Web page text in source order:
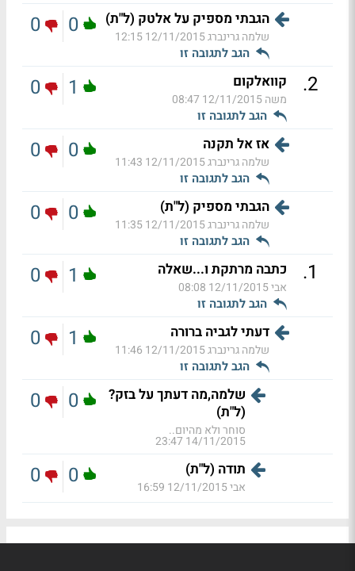
הגבתי מספיק על אלטק (ל"ת)
שלמה גרינברג12/11/2015 12:15
הגב לתגובה זו
0
0
2
. קוואלקום
משה12/11/2015 08:47
הגב לתגובה זו
1
0
אז אל תקנה
שלמה גרינברג12/11/2015 11:43
הגב לתגובה זו
0
0
הגבתי מספיק (ל"ת)
שלמה גרינברג12/11/2015 11:35
הגב לתגובה זו
0
0
1
. כתבה מרתקת ו...שאלה
אבי12/11/2015 08:08
הגב לתגובה זו
1
0
דעתי לגביה ברורה
שלמה גרינברג12/11/2015 11:46
הגב לתגובה זו
1
0
שלמה,מה דעתך על בזק?
(ל"ת)
סוחר ולא מהיום..
14/11/2015 23:47
0
0
תודה (ל"ת)
אבי12/11/2015 16:59
0
0